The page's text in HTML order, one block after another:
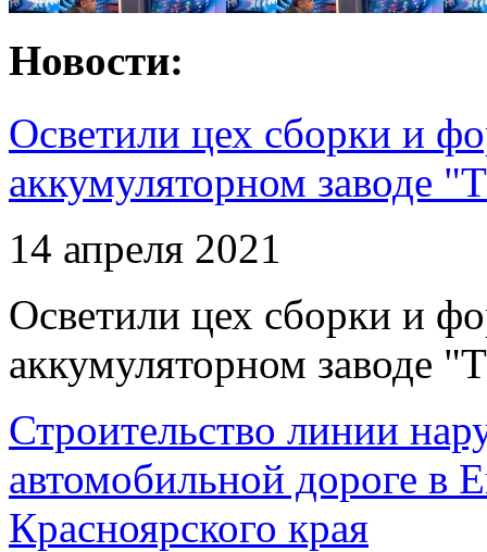
Новости:
Осветили цех сборки и
аккумуляторном заводе
14 апреля 2021
Осветили цех сборки и
аккумуляторном заводе
Строительство линии
автомобильной дороге в
Красноярского края